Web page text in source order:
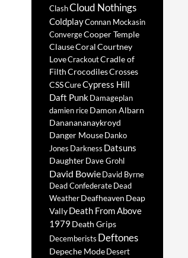
ClashCloud Nothings
ColdplayConnan Mockasin
ConvergeCooper Temple
ClauseCoralCourtney
LoveCrackoutCradle of
FilthCrocodilesCrosses
CSSCureCypress Hill
Daft PunkDamageplan
damien riceDamon Albarn
Dananananaykroyd
Danger MouseDanko
Jones Darkness Datsuns
DaughterDave Grohl
David BowieDavid Byrne
Dead ConfederateDead
WeatherDeafheaven Deap
VallyDeath From Above
1979 Death Grips
Decemberists Deftones
Depeche ModeDesert